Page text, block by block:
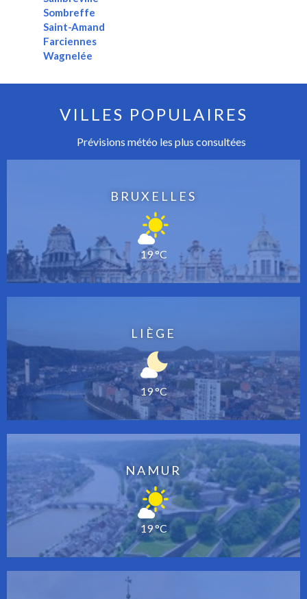
Sombreffe
Saint-Amand
Farciennes
Wagnelée
VILLES POPULAIRES
Prévisions météo les plus consultées
BRUXELLES
19 °C
LIÈGE
19 °C
NAMUR
19 °C